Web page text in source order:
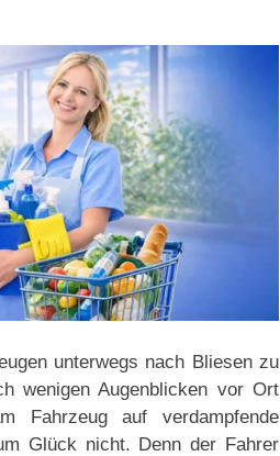
unterwegs nach Bliesen zu
wenigen Augenblicken vor Ort
auf verdampfende
Glück nicht. Denn der Fahrer